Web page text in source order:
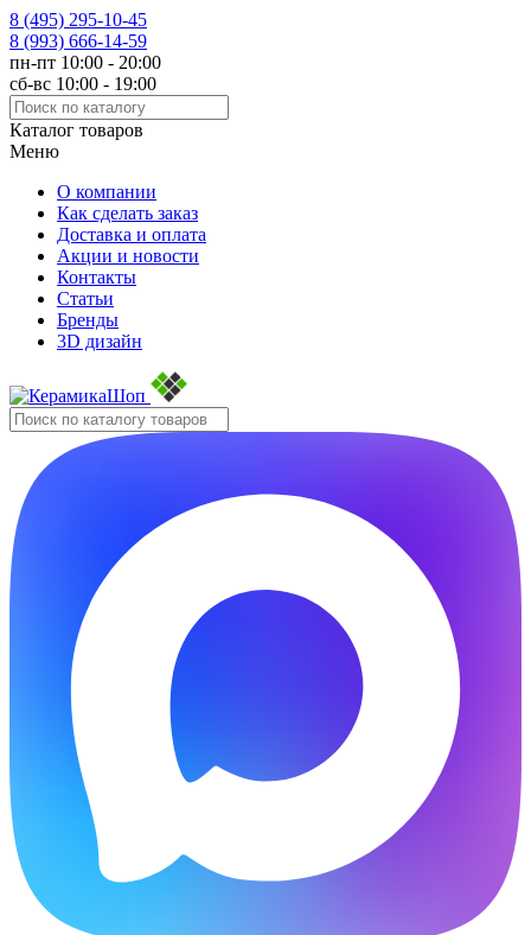
8 (495) 295-10-45
8 (993) 666-14-59
пн-пт 10:00 - 20:00
сб-вс 10:00 - 19:00
Каталог товаров
Меню
О компании
Как сделать заказ
Доставка и оплата
Акции и новости
Контакты
Статьи
Бренды
3D дизайн